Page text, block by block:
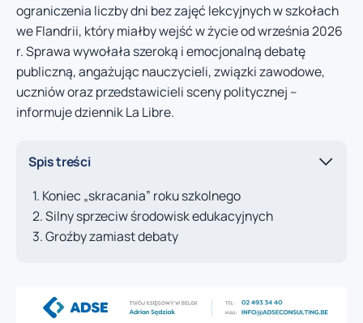
ograniczenia liczby dni bez zajęć lekcyjnych w szkołach
we Flandrii, który miałby wejść w życie od września 2026
r. Sprawa wywołała szeroką i emocjonalną debatę
publiczną, angażując nauczycieli, związki zawodowe,
uczniów oraz przedstawicieli sceny politycznej –
informuje dziennik La Libre.
Spis treści
Koniec „skracania” roku szkolnego
Silny sprzeciw środowisk edukacyjnych
Groźby zamiast debaty